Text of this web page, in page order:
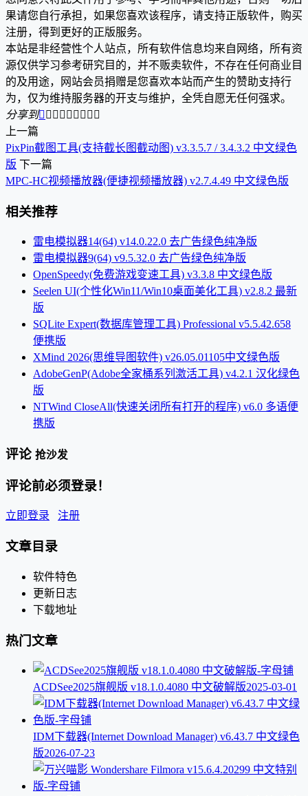
果请您自行承担，如果您喜欢该程序，请支持正版软件，购买
注册，得到更好的正版服务。
本站是非经营性个人站点，所有软件信息均来自网络，所有资
源仅供学习参考研究目的，并不贩卖软件，不存在任何商业目
的及用途，网站会员捐赠是您喜欢本站而产生的赞助支持行
为，仅为维持服务器的开支与维护，全凭自愿无任何强求。
分享到        
上一篇
PixPin截图工具(支持截长图截动图) v3.3.5.7 / 3.4.3.2 中文绿色
版 下一篇
MPC-HC视频播放器(便捷视频播放器) v2.7.4.49 中文绿色版
相关推荐
雷电模拟器14(64) v14.0.22.0 去广告绿色纯净版
雷电模拟器9(64) v9.5.32.0 去广告绿色纯净版
OpenSpeedy(免费游戏变速工具) v3.3.8 中文绿色版
Seelen UI(个性化Win11/Win10桌面美化工具) v2.8.2 最新
版
SQLite Expert(数据库管理工具) Professional v5.5.42.658
便携版
XMind 2026(思维导图软件) v26.05.01105中文绿色版
AdobeGenP(Adobe全家桶系列激活工具) v4.2.1 汉化绿色
版
NTWind CloseAll(快速关闭所有打开的程序) v6.0 多语便
携版
评论 抢沙发
评论前必须登录！
立即登录 注册
文章目录
软件特色
更新日志
下载地址
热门文章
ACDSee2025旗舰版 v18.1.0.4080 中文破解版2025-03-01
IDM下载器(Internet Download Manager) v6.43.7 中文绿色
版2026-07-23